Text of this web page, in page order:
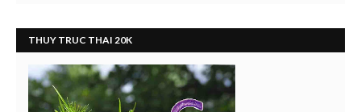
THUY TRUC THAI 20K